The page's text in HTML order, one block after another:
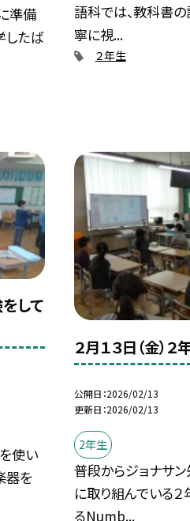
準備
したば
語科では、教科書
寧に視...
２年生
して
使い
器を
２月１３日（金）
公開日 2026/02/13
更新日 2026/02/13
2年生
普段からジョナサ
に取り組んでいる
るNumb...